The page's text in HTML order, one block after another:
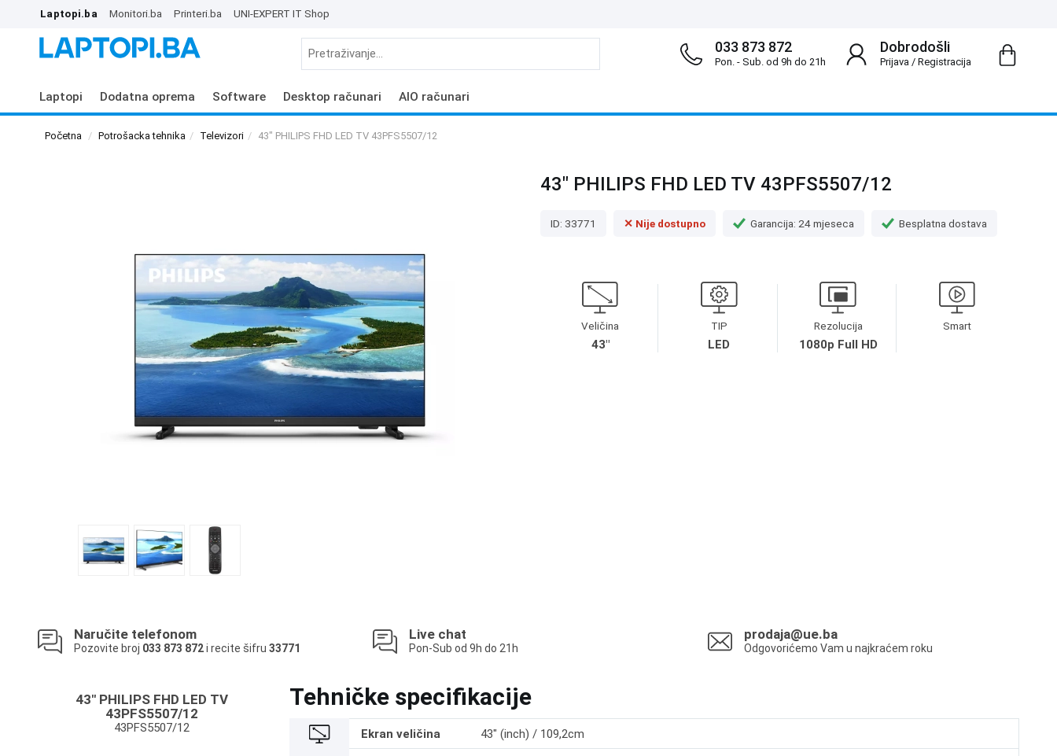
Laptopi.ba Monitori.ba Printeri.ba UNI-EXPERT IT Shop
Dobrodošli
Prijava/ Registracija
033 873 872
Pon. - Sub. od 9h do 21h
Laptopi Dodatna oprema Software Desktop računari AIO računari
Početna Potrošacka tehnika Televizori 43" PHILIPS FHD LED TV 43PFS5507/12
43" PHILIPS FHD LED TV 43PFS5507/12
ID: 33771 ✕ Nije dostupno Garancija: 24 mjeseca Besplatna dostava
Veličina
43"
TIP
LED
Rezolucija
1080p Full HD
Smart
Naručite telefonom
Pozovite broj 033 873 872i recite šifru 33771
Live chat
Pon-Sub od 9h do 21h
prodaja@ue.ba
Odgovorićemo Vam u najkraćem roku
43" PHILIPS FHD LED TV
43PFS5507/12
43PFS5507/12
Tehničke specifikacije
Ekran veličina 43" (inch) / 109,2cm